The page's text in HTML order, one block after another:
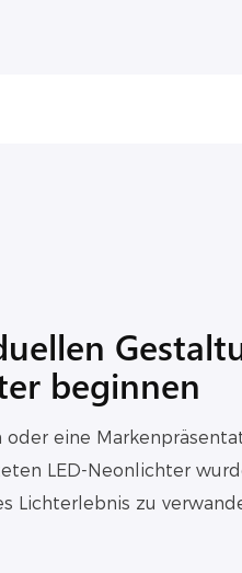
beginnen
oder eine
LED-Neonlichter
Lichterlebnis zu